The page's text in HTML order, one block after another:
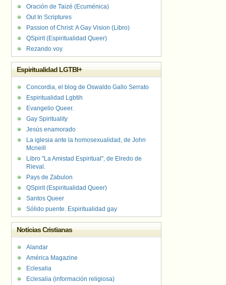
Oración de Taizé (Ecuménica)
Out In Scriptures
Passion of Christ: A Gay Vision (Libro)
QSpirit (Espiritualidad Queer)
Rezando voy
Espiritualidad LGTBI+
Concordia, el blog de Oswaldo Gallo Serrato
Espiritualidad Lgbtih
Evangelio Queer.
Gay Spirituality
Jesús enamorado
La iglesia ante la homosexualidad, de John
Mcneill
Libro "La Amistad Espiritual", de Elredo de
Rieval.
Pays de Zabulon
QSpirit (Espiritualidad Queer)
Santos Queer
Sólido puente. Espiritualidad gay
Noticias Cristianas
Alandar
América Magazine
Eclesalia
Eclesalia (información religiosa)